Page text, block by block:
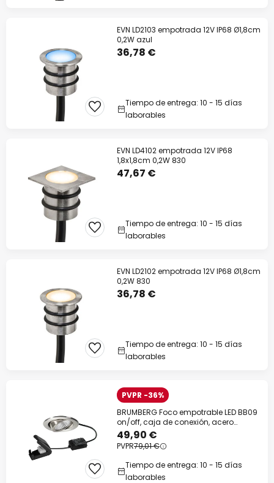
EVN LD2103 empotrada 12V IP68 Ø1,8cm
0,2W azul
36,78 €
Tiempo de entrega: 10 - 15 días
laborables
EVN LD4102 empotrada 12V IP68
1,8x1,8cm 0,2W 830
47,67 €
Tiempo de entrega: 10 - 15 días
laborables
EVN LD2102 empotrada 12V IP68 Ø1,8cm
0,2W 830
36,78 €
Tiempo de entrega: 10 - 15 días
laborables
PVPR -36%
BRUMBERG Foco empotrable LED BB09
on/off, caja de conexión, acero
inoxidable
49,90 €
PVPR79,01 €
Tiempo de entrega: 10 - 15 días
laborables